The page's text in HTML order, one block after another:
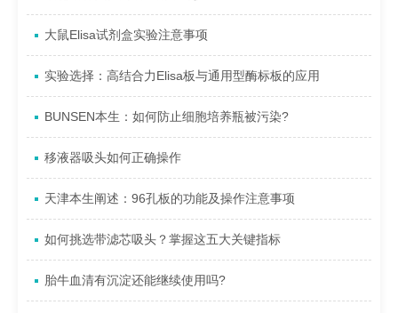
大鼠Elisa试剂盒实验注意事项
实验选择：高结合力Elisa板与通用型酶标板的应用
BUNSEN本生：如何防止细胞培养瓶被污染?
移液器吸头如何正确操作
天津本生阐述：96孔板的功能及操作注意事项
如何挑选带滤芯吸头？掌握这五大关键指标
胎牛血清有沉淀还能继续使用吗?